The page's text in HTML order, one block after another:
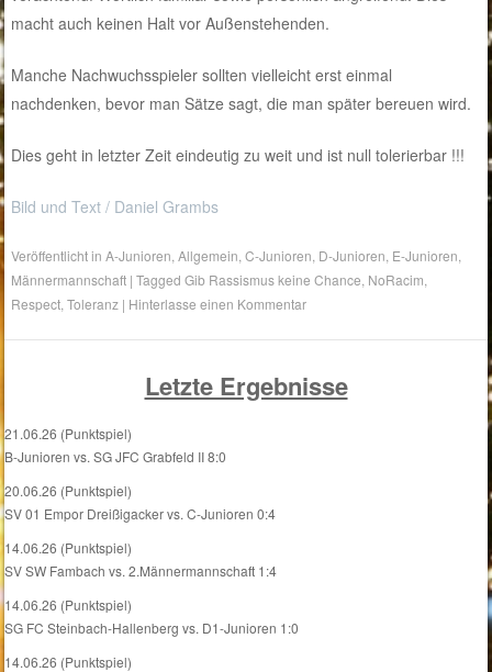
macht auch keinen Halt vor Außenstehenden.
Manche Nachwuchsspieler sollten vielleicht erst einmal
nachdenken, bevor man Sätze sagt, die man später bereuen wird.
Dies geht in letzter Zeit eindeutig zu weit und ist null tolerierbar !!!
Bild und Text / Daniel Grambs
Veröffentlicht inA-Junioren ,Allgemein ,C-Junioren D-Junioren E-Junioren
Männermannschaft |TaggedGib Rassismus keine Chance NoRacim
Respect ,Toleranz | Hinterlasse einen Kommentar
Letzte Ergebnisse
21.06.26 (Punktspiel)
B-Junioren vs. SG JFC Grabfeld II 8:0
20.06.26 (Punktspiel)
SV 01 Empor Dreißigacker vs. C-Junioren 0:4
14.06.26 (Punktspiel)
SV SW Fambach vs. 2.Männermannschaft 1:4
14.06.26 (Punktspiel)
SG FC Steinbach-Hallenberg vs. D1-Junioren 1:0
14.06.26 (Punktspiel)